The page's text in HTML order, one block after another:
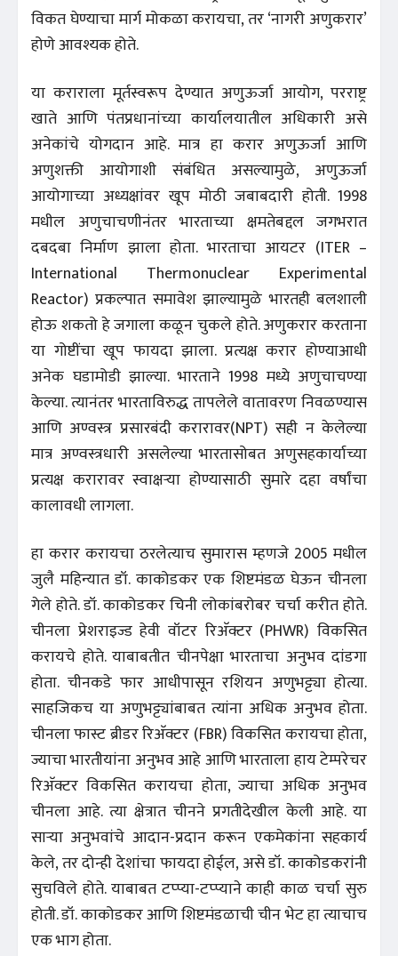
विकत घेण्याचा मार्ग मोकळा करायचा, तर ‘नागरी अणुकरार’
होणे आवश्यक होते.
या कराराला मूर्तस्वरूप देण्यात अणुऊर्जा आयोग, परराष्ट्र
खाते आणि पंतप्रधानांच्या कार्यालयातील अधिकारी असे
अनेकांचे योगदान आहे. मात्र हा करार अणुऊर्जा आणि
अणुशक्ती आयोगाशी संबंधित असल्यामुळे, अणुऊर्जा
आयोगाच्या अध्यक्षांवर खूप मोठी जबाबदारी होती. 1998
मधील अणुचाचणीनंतर भारताच्या क्षमतेबद्दल जगभरात
दबदबा निर्माण झाला होता. भारताचा आयटर (ITER –
International Thermonuclear Experimental
Reactor) प्रकल्पात समावेश झाल्यामुळे भारतही बलशाली
होऊ शकतो हे जगाला कळून चुकले होते. अणुकरार करताना
या गोष्टींचा खूप फायदा झाला. प्रत्यक्ष करार होण्याआधी
अनेक घडामोडी झाल्या. भारताने 1998 मध्ये अणुचाचण्या
केल्या. त्यानंतर भारताविरुद्ध तापलेले वातावरण निवळण्यास
आणि अण्वस्त्र प्रसारबंदी करारावर(NPT) सही न केलेल्या
मात्र अण्वस्त्रधारी असलेल्या भारतासोबत अणुसहकार्याच्या
प्रत्यक्ष करारावर स्वाक्षऱ्या होण्यासाठी सुमारे दहा वर्षांचा
कालावधी लागला.
हा करार करायचा ठरलेत्याच सुमारास म्हणजे 2005 मधील
जुलै महिन्यात डॉ. काकोडकर एक शिष्टमंडळ घेऊन चीनला
गेले होते. डॉ. काकोडकर चिनी लोकांबरोबर चर्चा करीत होते.
चीनला प्रेशराइज्ड हेवी वॉटर रिअ‍ॅक्टर (PHWR) विकसित
करायचे होते. याबाबतीत चीनपेक्षा भारताचा अनुभव दांडगा
होता. चीनकडे फार आधीपासून रशियन अणुभट्ट्या होत्या.
साहजिकच या अणुभट्ट्यांबाबत त्यांना अधिक अनुभव होता.
चीनला फास्ट ब्रीडर रिअ‍ॅक्टर (FBR) विकसित करायचा होता,
ज्याचा भारतीयांना अनुभव आहे आणि भारताला हाय टेम्परेचर
रिअ‍ॅक्टर विकसित करायचा होता, ज्याचा अधिक अनुभव
चीनला आहे. त्या क्षेत्रात चीनने प्रगतीदेखील केली आहे. या
साऱ्या अनुभवांचे आदान-प्रदान करून एकमेकांना सहकार्य
केले, तर दोन्ही देशांचा फायदा होईल, असे डॉ. काकोडकरांनी
सुचविले होते. याबाबत टप्प्या-टप्प्याने काही काळ चर्चा सुरु
होती. डॉ. काकोडकर आणि शिष्टमंडळाची चीन भेट हा त्याचाच
एक भाग होता.